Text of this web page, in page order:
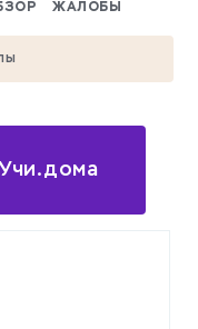
ЖАЛОБЫ